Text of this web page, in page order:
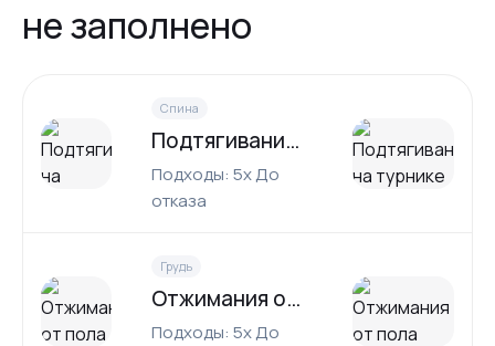
не заполнено
Спина
Подтягивания на турнике
Подходы: 5x До
отказа
Грудь
Отжимания от пола
Подходы: 5x До